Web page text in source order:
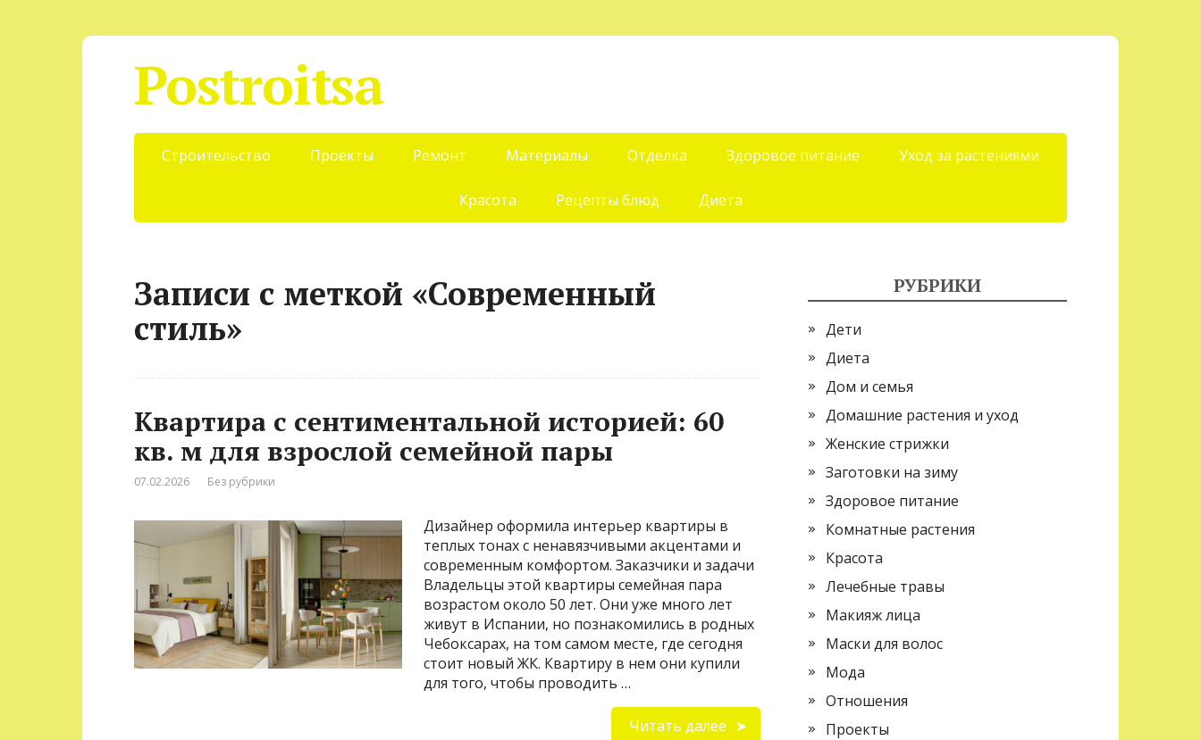
Postroitsa
Строительство Проекты Ремонт Материалы Отделка Здоровое питание Уход за растениями
Красота Рецепты блюд Диета
Записи с меткой «Современный
стиль»
Квартира с сентиментальной историей: 60
кв. м для взрослой семейной пары
07.02.2026 Без рубрики
Дизайнер оформила интерьер квартиры в
теплых тонах с ненавязчивыми акцентами и
современным комфортом. Заказчики и задачи
Владельцы этой квартиры семейная пара
возрастом около 50 лет. Они уже много лет
живут в Испании, но познакомились в родных
Чебоксарах, на том самом месте, где сегодня
стоит новый ЖК. Квартиру в нем они купили
для того, чтобы проводить …
Читать далее
РУБРИКИ
Дети
Диета
Дом и семья
Домашние растения и уход
Женские стрижки
Заготовки на зиму
Здоровое питание
Комнатные растения
Красота
Лечебные травы
Макияж лица
Маски для волос
Мода
Отношения
Проекты